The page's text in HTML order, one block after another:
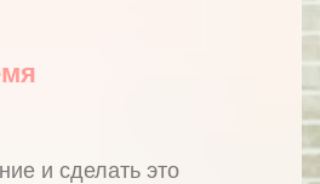
и сделать это